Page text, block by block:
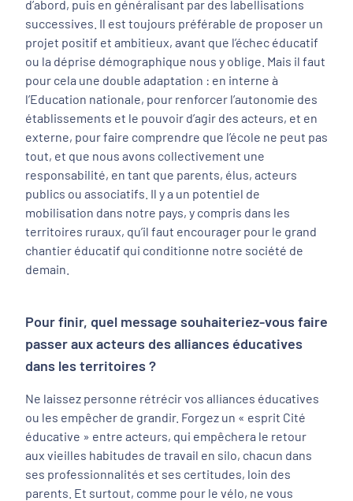
d’abord, puis en généralisant par des labellisations
successives. Il est toujours préférable de proposer un
projet positif et ambitieux, avant que l’échec éducatif
ou la déprise démographique nous y oblige. Mais il faut
pour cela une double adaptation : en interne à
l’Education nationale, pour renforcer l’autonomie des
établissements et le pouvoir d’agir des acteurs, et en
externe, pour faire comprendre que l’école ne peut pas
tout, et que nous avons collectivement une
responsabilité, en tant que parents, élus, acteurs
publics ou associatifs. Il y a un potentiel de
mobilisation dans notre pays, y compris dans les
territoires ruraux, qu’il faut encourager pour le grand
chantier éducatif qui conditionne notre société de
demain.
Pour finir, quel message souhaiteriez-vous faire
passer aux acteurs des alliances éducatives
dans les territoires ?
Ne laissez personne rétrécir vos alliances éducatives
ou les empêcher de grandir. Forgez un « esprit Cité
éducative » entre acteurs, qui empêchera le retour
aux vieilles habitudes de travail en silo, chacun dans
ses professionnalités et ses certitudes, loin des
parents. Et surtout, comme pour le vélo, ne vous